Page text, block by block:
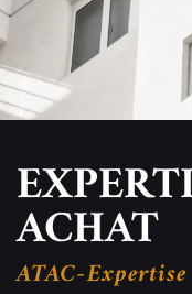
ACHAT
ATAC-Expertise